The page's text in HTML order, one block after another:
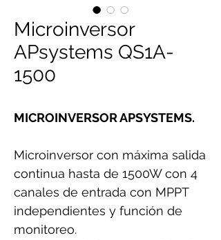
Microinversor
APsystems QS1A-
1500
MICROINVERSOR APSYSTEMS.
Microinversor con máxima salida
continua hasta de 1500W con 4
canales de entrada con MPPT
independientes y función de
monitoreo.